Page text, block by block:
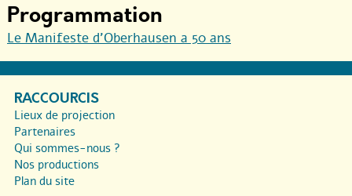
Programmation
Le Manifeste d’Oberhausen a 50 ans
RACCOURCIS
Lieux de projection
Partenaires
Qui sommes-nous ?
Nos productions
Plan du site